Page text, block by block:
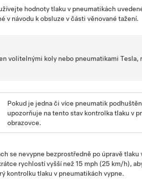
hodnoty tlaku v pneumatikách
v návodu k obsluze v části věnované tažení.
volitelnými koly nebo pneumatikami
Pokud je jedna či více pneumatik
upozorňuje na tento stav kontrolka tlaku v
obrazovce.
se nevypne bezprostředně po úpravě
rychlostí vyšší než 15 mph (25 km/h),
kontrolku tlaku v pneumatikách vypne.